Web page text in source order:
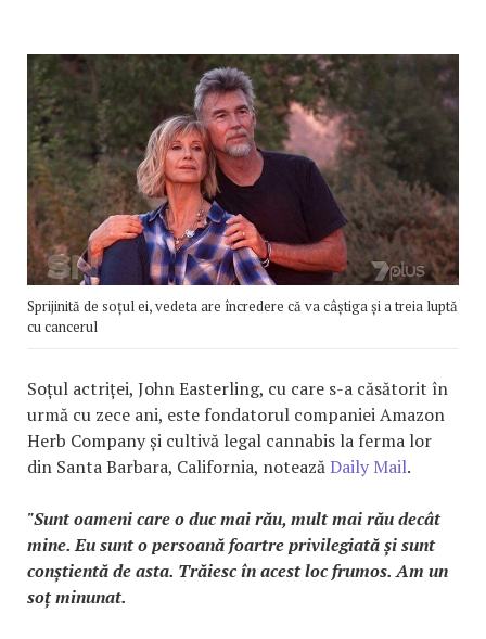
Sprijinită de soțul ei, vedeta are încredere că va câștiga și a treia luptă
cu cancerul
Soțul actriței, John Easterling, cu care s-a căsătorit în
urmă cu zece ani, este fondatorul companiei Amazon
Herb Company și cultivă legal cannabis la ferma lor
din Santa Barbara, California, noteazăDaily Mail.
"Sunt oameni care o duc mai rău, mult mai rău decât
mine. Eu sunt o persoană foartre privilegiată și sunt
conștientă de asta. Trăiesc în acest loc frumos. Am un
soț minunat.